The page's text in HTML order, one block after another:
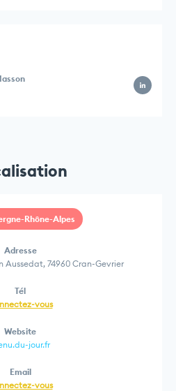
Rhône-Alpes
Adresse
Aussedat, 74960 Cran-Gevrier
Tél
vous
Website
jour.fr
Email
vous